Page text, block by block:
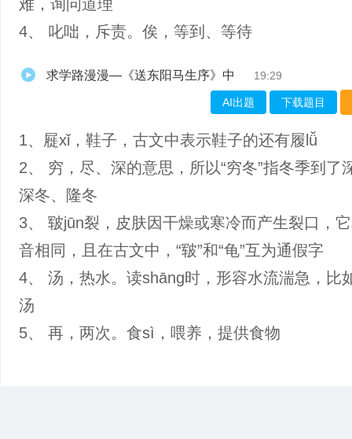
难，询问道理
4、 叱咄，斥责。俟，等到、等待
求学路漫漫—《送东阳马生序》中 19:29
AI出题 下载题目
1、屣xǐ，鞋子，古文中表示鞋子的还有履lǚ
2、 穷，尽、深的意思，所以“穷冬”指冬季到了
深冬、隆冬
3、 皲jūn裂，皮肤因干燥或寒冷而产生裂口，
音相同，且在古文中，“皲”和“龟”互为通假字
4、 汤，热水。读shāng时，形容水流湍急，比
汤
5、 再，两次。食sì，喂养，提供食物